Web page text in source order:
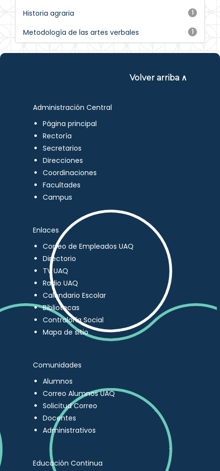
1
Historia agraria
1
Metodología de las artes verbales
Volver arriba ∧
Administración Central
Página principal
Rectoría
Secretarios
Direcciones
Coordinaciones
Facultades
Campus
Enlaces
Correo de Empleados UAQ
Directorio
TV UAQ
Radio UAQ
Calendario Escolar
Bibliotecas
Contraloría Social
Mapa de sitio
Comunidades
Alumnos
Correo Alumnos UAQ
Solicitud Correo
Docentes
Administrativos
Educación Continua